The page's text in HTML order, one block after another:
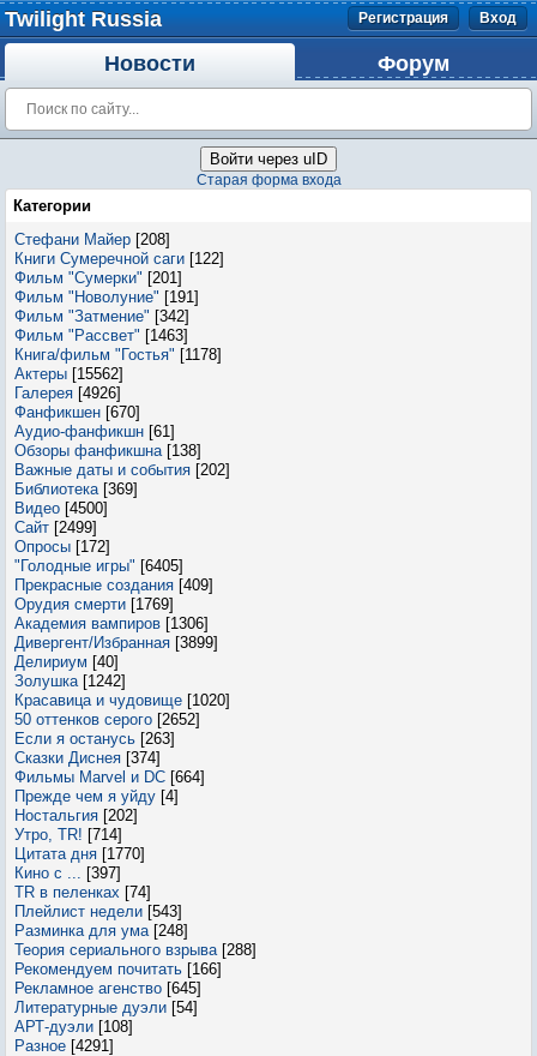
Twilight Russia Регистрация Вход
Новости Форум
Войти через uID
Старая форма входа
Категории
Стефани Майер [208]
Книги Сумеречной саги [122]
Фильм "Сумерки" [201]
Фильм "Новолуние" [191]
Фильм "Затмение" [342]
Фильм "Рассвет" [1463]
Книга/фильм "Гостья" [1178]
Актеры [15562]
Галерея [4926]
Фанфикшен [670]
Аудио-фанфикшн [61]
Обзоры фанфикшна [138]
Важные даты и события [202]
Библиотека [369]
Видео [4500]
Сайт [2499]
Опросы [172]
"Голодные игры" [6405]
Прекрасные создания [409]
Орудия смерти [1769]
Академия вампиров [1306]
Дивергент/Избранная [3899]
Делириум [40]
Золушка [1242]
Красавица и чудовище [1020]
50 оттенков серого [2652]
Если я останусь [263]
Сказки Диснея [374]
Фильмы Marvel и DC [664]
Прежде чем я уйду [4]
Ностальгия [202]
Утро, TR! [714]
Цитата дня [1770]
Кино с ... [397]
TR в пеленках [74]
Плейлист недели [543]
Разминка для ума [248]
Теория сериального взрыва [288]
Рекомендуем почитать [166]
Рекламное агенство [645]
Литературные дуэли [54]
АРТ-дуэли [108]
Разное [4291]